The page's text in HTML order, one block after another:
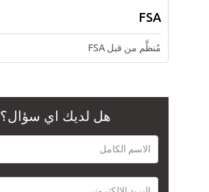
FSA
مُنظَّم من قبل FSA
هل لديك اي سؤال؟